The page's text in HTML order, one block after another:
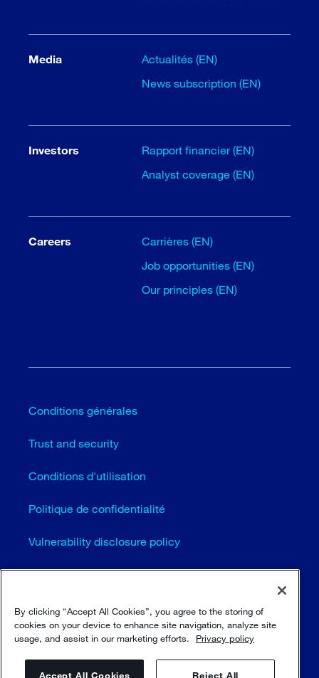
Media
Actualités (EN)
News subscription (EN)
Investors
Rapport financier (EN)
Analyst coverage (EN)
Careers
Carrières (EN)
Job opportunities (EN)
Our principles (EN)
Conditions générales
Trust and security
Conditions d'utilisation
Politique de confidentialité
Vulnerability disclosure policy
Cookie settings (EN)
Plan du site
© Sulzer Ltd 1996 - 2025
By clicking “Accept All Cookies”, you agree to the storing of
cookies on your device to enhance site navigation, analyze site
usage, and assist in our marketing efforts.
Privacy policy
Accept All Cookies Reject All